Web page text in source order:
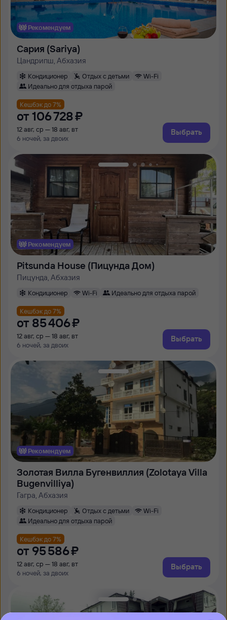
Рекомендуем
Сария (Sariya)
Цандрипш, Абхазия
Кондиционер Отдых с детьми
Wi-Fi
Идеально для отдыха парой
Кешбэк до 7%
от 106 ⁠728 ⁠₽
12 авг, ср — 18 авг, вт
6 ночей, за двоих
Выбрать
Рекомендуем
Pitsunda House (Пицунда Дом)
Пицунда, Абхазия
Кондиционер Wi-Fi Идеально для отдыха парой
Кешбэк до 7%
от 85 ⁠406 ⁠₽
12 авг, ср — 18 авг, вт
6 ночей, за двоих
Выбрать
Рекомендуем
Золотая Вилла Бугенвиллия (Zolotaya Villa
Bugenvilliya)
Гагра, Абхазия
Кондиционер Отдых с детьми
Wi-Fi
Идеально для отдыха парой
Кешбэк до 7%
от 95 ⁠586 ⁠₽
12 авг, ср — 18 авг, вт
6 ночей, за двоих
Выбрать